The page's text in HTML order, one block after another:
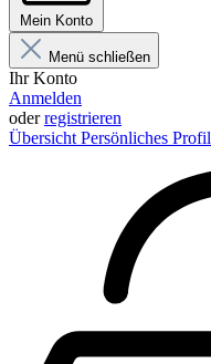
Mein Konto
Menü schließen
Ihr Konto
Anmelden
oderregistrieren
Übersicht Persönliches Profil